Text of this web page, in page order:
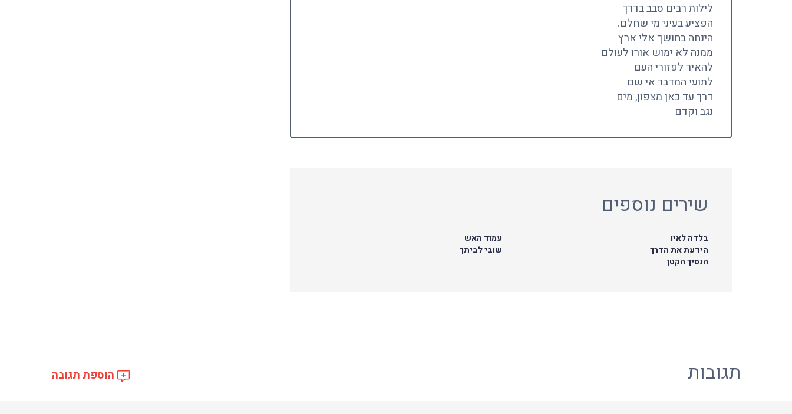
לילות רבים סבב בדרך
הפציע בעיני מי שחלם.
הינחה בחושך אלי ארץ
ממנה לא ימוש אורו לעולם
להאיר לפזורי העם
לתועי המדבר אי שם
דרך עד כאן מצפון, מים
נגב וקדם
שירים נוספים
עמוד האש
שובי לביתך
בלדה לאיו
הידעת את הדרך
הנסיך הקטן
תגובות הוספת תגובה